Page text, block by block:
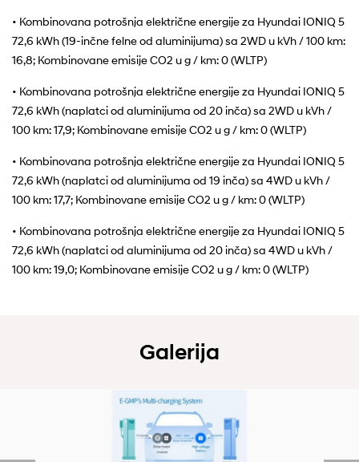
• Kombinovana potrošnja električne energije za Hyundai IONIQ 5
72,6 kWh (19-inčne felne od aluminijuma) sa 2WD u kVh / 100 km:
16,8; Kombinovane emisije CO2 u g / km: 0 (WLTP)
• Kombinovana potrošnja električne energije za Hyundai IONIQ 5
72,6 kWh (naplatci od aluminijuma od 20 inča) sa 2WD u kVh /
100 km: 17,9; Kombinovane emisije CO2 u g / km: 0 (WLTP)
• Kombinovana potrošnja električne energije za Hyundai IONIQ 5
72,6 kWh (naplatci od aluminijuma od 19 inča) sa 4WD u kVh /
100 km: 17,7; Kombinovane emisije CO2 u g / km: 0 (WLTP)
• Kombinovana potrošnja električne energije za Hyundai IONIQ 5
72,6 kWh (naplatci od aluminijuma od 20 inča) sa 4WD u kVh /
100 km: 19,0; Kombinovane emisije CO2 u g / km: 0 (WLTP)
Galerija